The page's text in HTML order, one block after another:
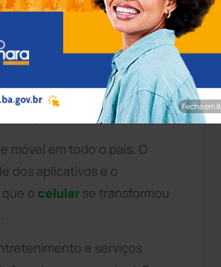
bastante nos últimos
mais importante dentro das
Plataformas de streaming,
da rotina diária dos brasileiros
lugar.
móvel em todo o país. O
dos aplicativos e o
o celular se transformou
e serviços
Fecha em